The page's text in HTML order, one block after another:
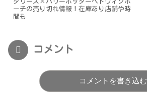
ーチの売り切れ情報！在庫あり店舗や時
間も
コメント
コメントを書き込む